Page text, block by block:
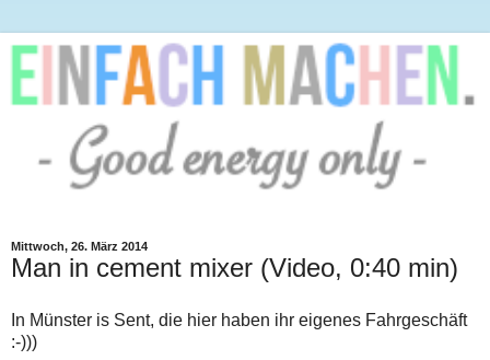
Mittwoch, 26. März 2014
Man in cement mixer (Video, 0:40 min)
In Münster is Sent, die hier haben ihr eigenes Fahrgeschäft
:-)))